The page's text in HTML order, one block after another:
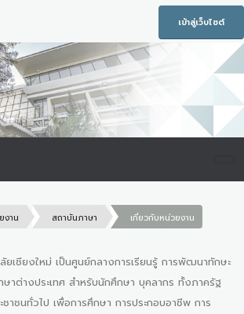
เข้าสู่เว็บไซต์
งาน สถาบันภาษา เกี่ยวกับหน่วยงาน
ยเชียงใหม่ เป็นศูนย์กลางการเรียนรู้ การพัฒนาทักษะ
ษาต่างประเทศ สำหรับนักศึกษา บุคลากร ทั้งภาครัฐ
าชนทั่วไป เพื่อการศึกษา การประกอบอาชีพ การ